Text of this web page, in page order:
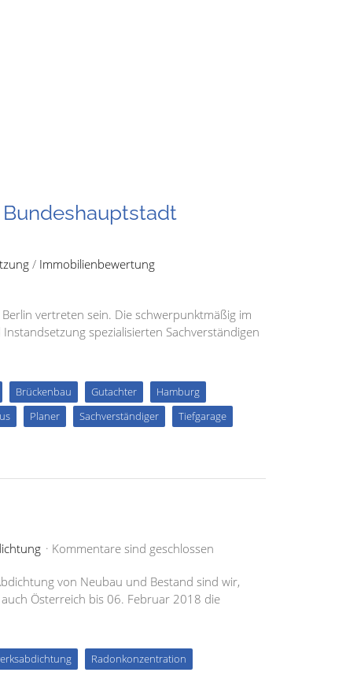
/ Immobilienbewertung
vertreten sein. Die schwerpunktmäßig im
spezialisierten Sachverständigen
Brückenbau Gutachter
Hamburg
Planer Sachverständiger
Tiefgarage
Kommentare sind geschlossen
von Neubau und Bestand sind wir,
Österreich bis 06. Februar 2018 die
Radonkonzentration